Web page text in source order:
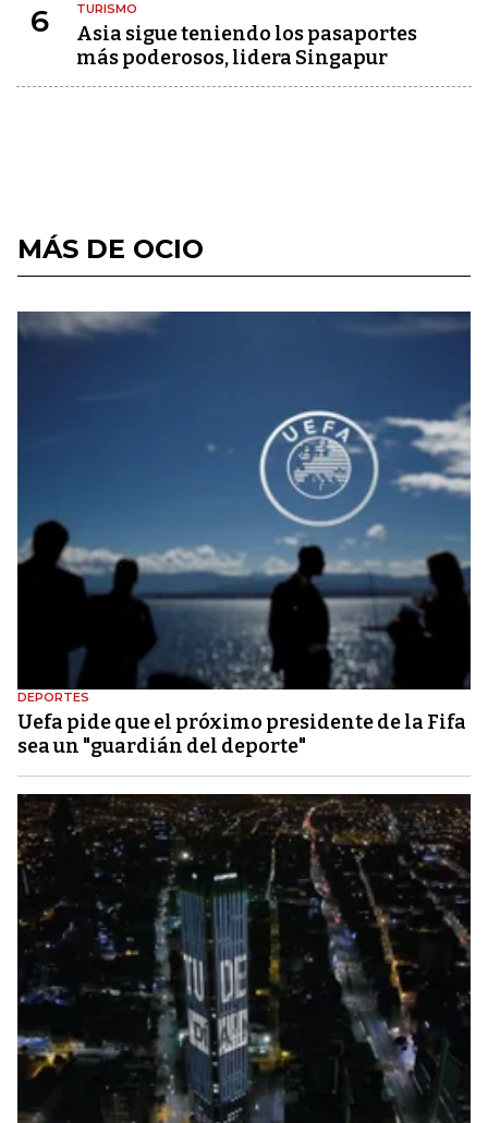
6 TURISMO
Asia sigue teniendo los pasaportes
más poderosos, lidera Singapur
MÁS DE OCIO
DEPORTES
Uefa pide que el próximo presidente de la Fifa
sea un "guardián del deporte"